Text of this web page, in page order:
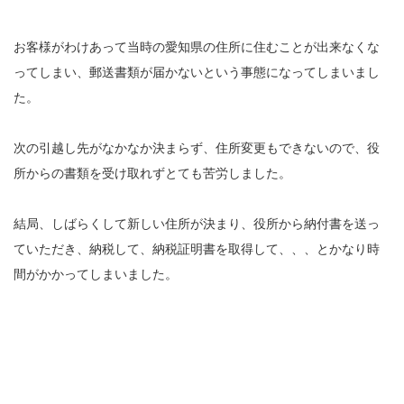
お客様がわけあって当時の愛知県の住所に住むことが出来なくな
ってしまい、郵送書類が届かないという事態になってしまいまし
た。
次の引越し先がなかなか決まらず、住所変更もできないので、役
所からの書類を受け取れずとても苦労しました。
結局、しばらくして新しい住所が決まり、役所から納付書を送っ
ていただき、納税して、納税証明書を取得して、、、とかなり時
間がかかってしまいました。